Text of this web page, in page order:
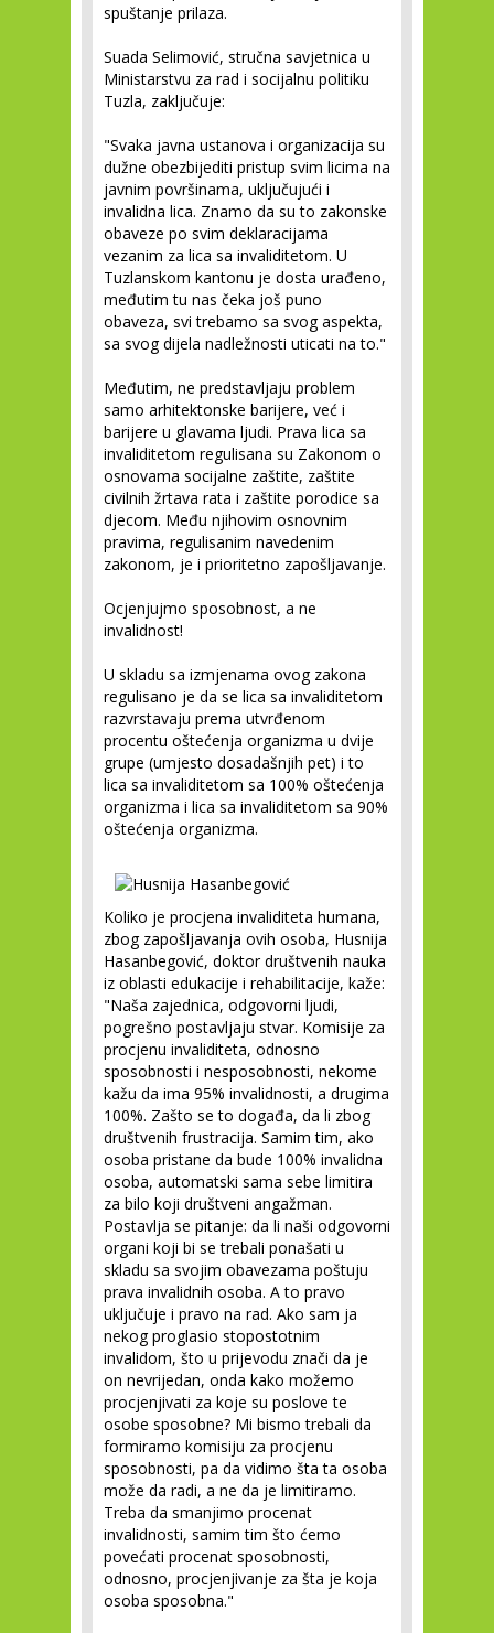
spuštanje prilaza.
Suada Selimović, stručna savjetnica u
Ministarstvu za rad i socijalnu politiku
Tuzla, zaključuje:
"Svaka javna ustanova i organizacija su
dužne obezbijediti pristup svim licima na
javnim površinama, uključujući i
invalidna lica. Znamo da su to zakonske
obaveze po svim deklaracijama
vezanim za lica sa invaliditetom. U
Tuzlanskom kantonu je dosta urađeno,
međutim tu nas čeka još puno
obaveza, svi trebamo sa svog aspekta,
sa svog dijela nadležnosti uticati na to."
Međutim, ne predstavljaju problem
samo arhitektonske barijere, već i
barijere u glavama ljudi. Prava lica sa
invaliditetom regulisana su Zakonom o
osnovama socijalne zaštite, zaštite
civilnih žrtava rata i zaštite porodice sa
djecom. Među njihovim osnovnim
pravima, regulisanim navedenim
zakonom, je i prioritetno zapošljavanje.
Ocjenjujmo sposobnost, a ne
invalidnost!
U skladu sa izmjenama ovog zakona
regulisano je da se lica sa invaliditetom
razvrstavaju prema utvrđenom
procentu oštećenja organizma u dvije
grupe (umjesto dosadašnjih pet) i to
lica sa invaliditetom sa 100% oštećenja
organizma i lica sa invaliditetom sa 90%
oštećenja organizma.
Koliko je procjena invaliditeta humana,
zbog zapošljavanja ovih osoba, Husnija
Hasanbegović, doktor društvenih nauka
iz oblasti edukacije i rehabilitacije, kaže:
"Naša zajednica, odgovorni ljudi,
pogrešno postavljaju stvar. Komisije za
procjenu invaliditeta, odnosno
sposobnosti i nesposobnosti, nekome
kažu da ima 95% invalidnosti, a drugima
100%. Zašto se to događa, da li zbog
društvenih frustracija. Samim tim, ako
osoba pristane da bude 100% invalidna
osoba, automatski sama sebe limitira
za bilo koji društveni angažman.
Postavlja se pitanje: da li naši odgovorni
organi koji bi se trebali ponašati u
skladu sa svojim obavezama poštuju
prava invalidnih osoba. A to pravo
uključuje i pravo na rad. Ako sam ja
nekog proglasio stopostotnim
invalidom, što u prijevodu znači da je
on nevrijedan, onda kako možemo
procjenjivati za koje su poslove te
osobe sposobne? Mi bismo trebali da
formiramo komisiju za procjenu
sposobnosti, pa da vidimo šta ta osoba
može da radi, a ne da je limitiramo.
Treba da smanjimo procenat
invalidnosti, samim tim što ćemo
povećati procenat sposobnosti,
odnosno, procjenjivanje za šta je koja
osoba sposobna."